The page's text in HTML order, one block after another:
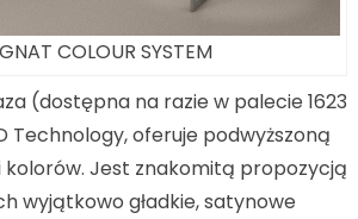
COLOUR SYSTEM
(dostępna na razie w palecie 1623
Technology, oferuje podwyższoną
kolorów. Jest znakomitą propozycją
wyjątkowo gładkie, satynowe